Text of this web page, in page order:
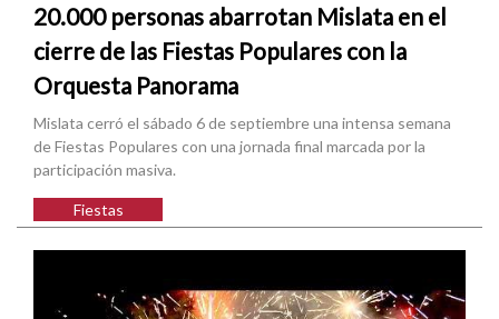
20.000 personas abarrotan Mislata en el
cierre de las Fiestas Populares con la
Orquesta Panorama
Mislata cerró el sábado 6 de septiembre una intensa semana
de Fiestas Populares con una jornada final marcada por la
participación masiva.
Fiestas